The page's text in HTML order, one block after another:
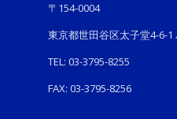
〒154-0004
東京都世田谷区太子堂4-6-1
TEL: 03-3795-8255
FAX: 03-3795-8256